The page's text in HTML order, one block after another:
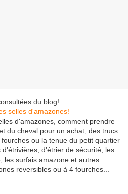
du blog!
selles d'amazones!
d'amazones, comment prendre
du cheval pour un achat, des trucs
ou la tenue du petit quartier
d'étrier de sécurité, les
les surfais amazone et autres
reversibles ou à 4 fourches...